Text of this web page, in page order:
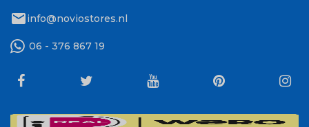
mailinfo@noviostores.nl
06 - 376 867 19